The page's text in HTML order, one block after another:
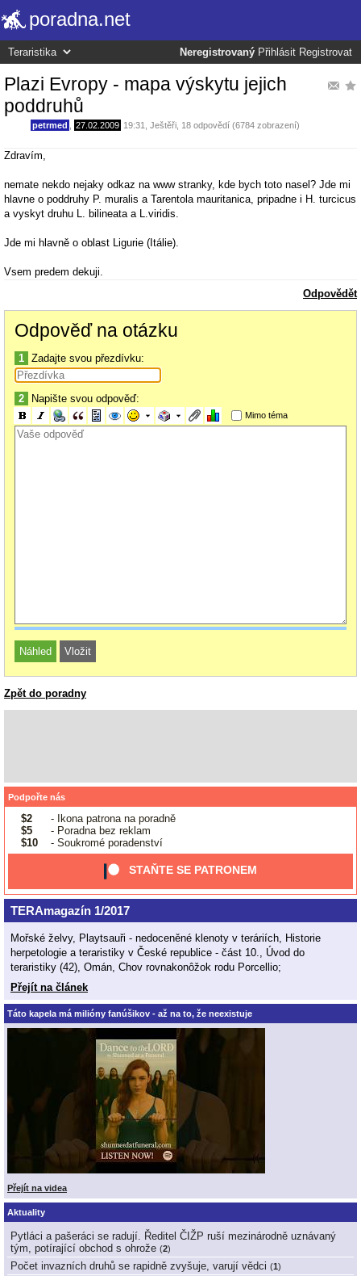
poradna.net
Neregistrovaný Přihlásit Registrovat
Plazi Evropy - mapa výskytu jejich
poddruhů
petrmed 27.02.2009 19:31 Ještěři , 18 odpovědí (6784 zobrazení)
Zdravím,
nemate nekdo nejaky odkaz na www stranky, kde bych toto nasel? Jde mi
hlavne o poddruhy P. muralis a Tarentola mauritanica, pripadne i H. turcicus
a vyskyt druhu L. bilineata a L.viridis.
Jde mi hlavně o oblast Ligurie (Itálie).
Vsem predem dekuji.
Odpovědět
Odpověď na otázku
1 Zadajte svou přezdívku:
2 Napište svou odpověď:
Mimo téma
Zpět do poradny
Podpořte nás
$2
- Ikona patrona na poradně
$5
- Poradna bez reklam
$10
- Soukromé poradenství
STAŇTE SE PATRONEM
TERAmagazín 1/2017
Mořské želvy, Playtsauři - nedoceněné klenoty v teráriích, Historie
herpetologie a teraristiky v České republice - část 10., Úvod do
teraristiky (42), Omán, Chov rovnakonôžok rodu Porcellio;
Přejít na článek
Táto kapela má milióny fanúšikov - až na to, že neexistuje
Přejít na videa
Aktuality
Pytláci a pašeráci se radují. Ředitel ČIŽP ruší mezinárodně uznávaný
tým, potírající obchod s ohrože (2)
Počet invazních druhů se rapidně zvyšuje, varují vědci (1)